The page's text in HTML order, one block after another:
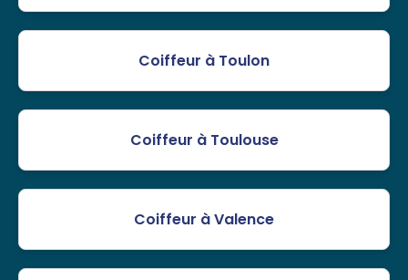
Coiffeur à Toulon
Coiffeur à Toulouse
Coiffeur à Valence